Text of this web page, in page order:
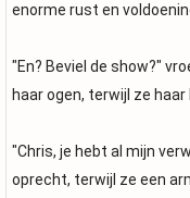
enorme rust en
"En? Beviel de show?"
haar ogen, terwijl ze
"Chris, je hebt al mijn
oprecht, terwijl ze een